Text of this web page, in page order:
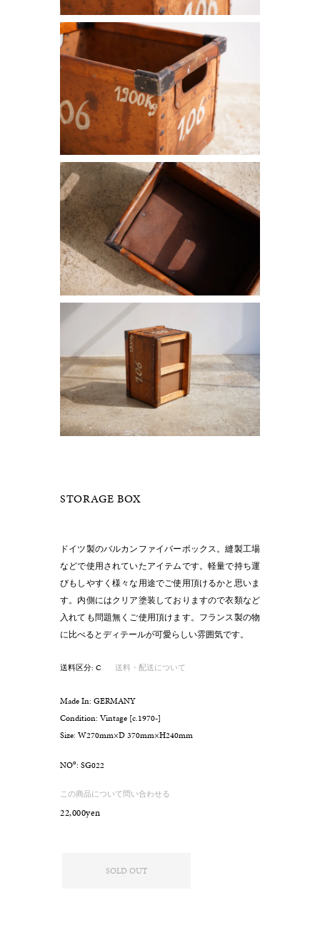
STORAGE BOX
ドイツ製のバルカンファイバーボックス。縫製工場
などで使用されていたアイテムです。軽量で持ち運
びもしやすく様々な用途でご使用頂けるかと思いま
す。内側にはクリア塗装しておりますので衣類など
入れても問題無くご使用頂けます。フランス製の物
に比べるとディテールが可愛らしい雰囲気です。
送料区分: C 送料・配送について
Made In: GERMANY
Condition: Vintage [c.1970-]
Size: W270mm×D 370mm×H240mm
NOo: SG022
この商品について問い合わせる
22,000yen
SOLD OUT